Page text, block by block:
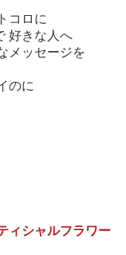
コロに
好きな人へ
メッセージを
のに
ィシャルフラワー